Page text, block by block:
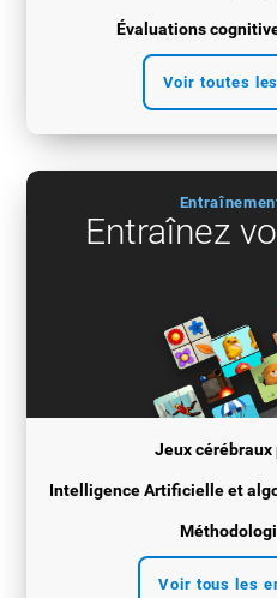
Voir toutes
Évaluations
Entraînez
Voir tous les
Jeux
Intelligence Artificielle et